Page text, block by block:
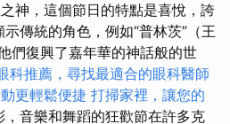
神，這個節日的特點是喜悅，誇
傳統的角色，例如“普林茨”（王
們復興了嘉年華的神話般的世
科推薦，尋找最適合的眼科醫師
更輕鬆便捷 打掃家裡，讓您的
，音樂和舞蹈的狂歡節在許多克